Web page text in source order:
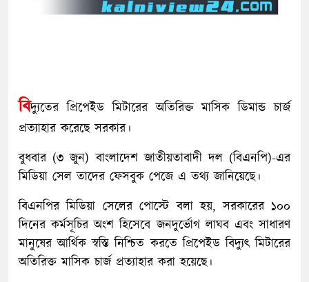
বিদ্যুতের প্রিপেইড মিটারের অতিরিক্ত মাসিক ডিমান্ড চার্জ
প্রত্যাহার করেছে সরকার।
বুধবার (৩ জুন) বাংলাদেশ জাতীয়তাবাদী দল (বিএনপি)-এর
মিডিয়া সেল তাদের ফেসবুক পেজে এ তথ্য জানিয়েছে।
বিএনপির মিডিয়া সেলের পোস্টে বলা হয়, সরকারের ১০০
দিনের কর্মসূচির অংশ হিসেবে জনদুর্ভোগ লাঘব এবং সাধারণ
মানুষের আর্থিক স্বস্তি নিশ্চিত করতে প্রিপেইড বিদ্যুৎ মিটারের
অতিরিক্ত মাসিক চার্জ প্রত্যাহার করা হয়েছে।